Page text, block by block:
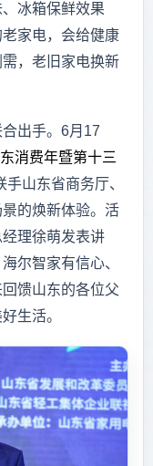
冰箱保鲜效果
家电，会给健康
，老旧家电换新
出手。6月17
消费年暨第十三
山东省商务厅、
的焕新体验。活
理徐萌发表讲
尔智家有信心、
馈山东的各位父
生活。